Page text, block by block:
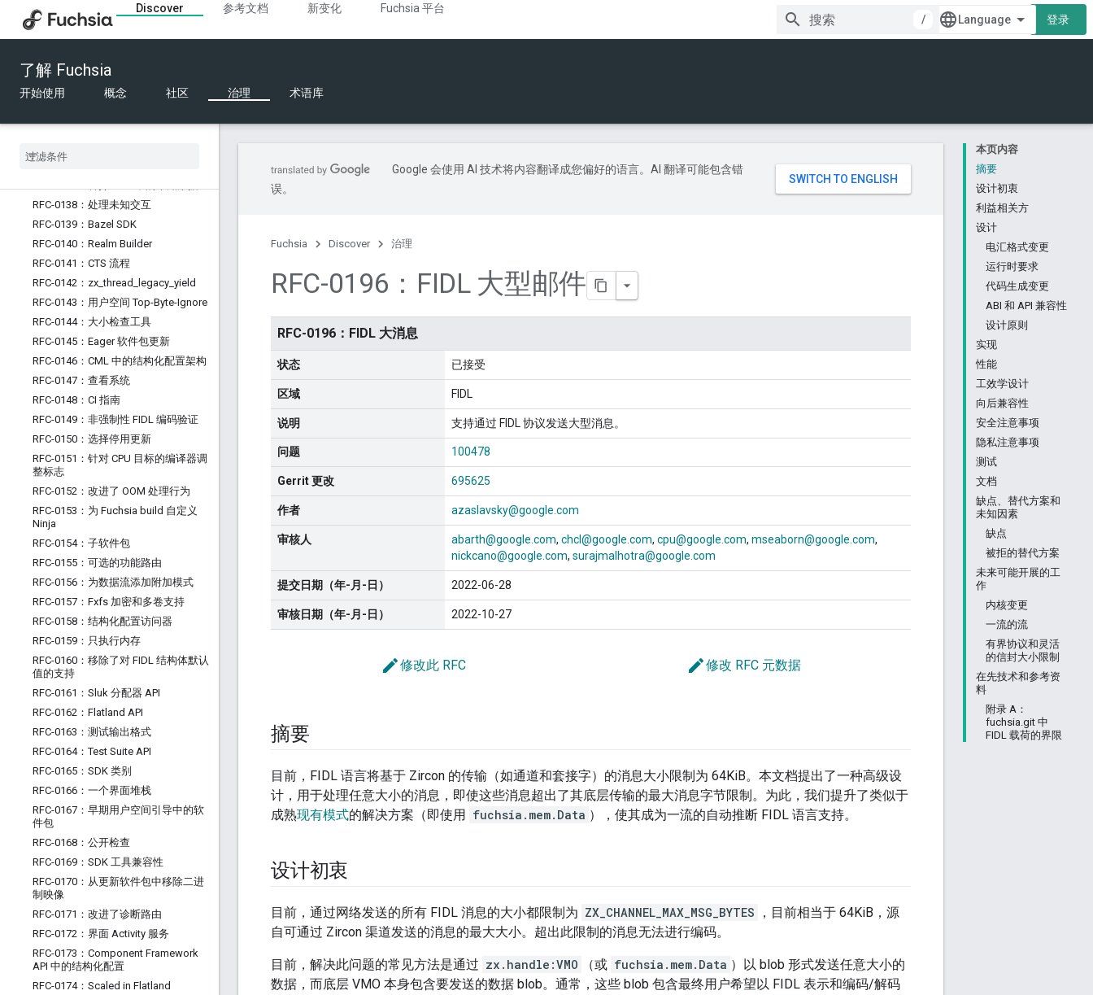
Discover 参考文档 新变化
Fuchsia 平台
/
登录
了解 Fuchsia
开始使用 概念 社区 治理 术语库
RFC-0129：Fuchsia 中的 Python
RFC-0132：FIDL 表大小限制
RFC-0133：软件交付目标
RFC-0136：Fxfs
RFC-0138：处理未知交互
RFC-0139：Bazel SDK
RFC-0140：Realm Builder
RFC-0141：CTS 流程
RFC-0142：zx _thread legacy yield
RFC-0143：用户空间 Top-Byte-Ignore
RFC-0144：大小检查工具
RFC-0145：Eager 软件包更新
RFC-0146：CML 中的结构化配置架构
RFC-0147：查看系统
RFC-0148：CI 指南
RFC-0149：非强制性 FIDL 编码验证
RFC-0150：选择停用更新
RFC-0151：针对 CPU 目标的编译器调
整标志
RFC-0152：改进了 OOM 处理行为
RFC-0153：为 Fuchsia build 自定义
Ninja
RFC-0154：子软件包
RFC-0155：可选的功能路由
RFC-0156：为数据流添加附加模式
RFC-0157：Fxfs 加密和多卷支持
RFC-0158：结构化配置访问器
RFC-0159：只执行内存
RFC-0160：移除了对 FIDL 结构体默认
值的支持
RFC-0161：Sluk 分配器 API
RFC-0162：Flatland API
RFC-0163：测试输出格式
RFC-0164：Test Suite API
RFC-0165：SDK 类别
RFC-0166：一个界面堆栈
RFC-0167：早期用户空间引导中的软
件包
RFC-0168：公开检查
RFC-0169：SDK 工具兼容性
RFC-0170：从更新软件包中移除二进
制映像
RFC-0171：改进了诊断路由
RFC-0172：界面 Activity 服务
RFC-0173：Component Framework
API 中的结构化配置
RFC-0174：Scaled in Flatland
本页内容
摘要
设计初衷
利益相关方
设计
电汇格式变更
运行时要求
代码生成变更
ABI 和 API 兼容性
设计原则
实现
性能
工效学设计
向后兼容性
安全注意事项
隐私注意事项
测试
文档
缺点、替代方案和
未知因素
缺点
被拒的替代方案
未来可能开展的工
作
内核变更
一流的流
有界协议和灵活
的信封大小限制
在先技术和参考资
料
附录 A：
fuchsia.git 中
FIDL 载荷的界限
Google 会使用 AI 技术将内容翻译成您偏好的语言。AI 翻译可能包含错
误。
Fuchsia Discover 治理
RFC-0196：FIDL 大型邮件
RFC-0196：FIDL 大消息
状态 已接受
区域 FIDL
说明 支持通过 FIDL 协议发送大型消息。
问题 100478
Gerrit 更改 695625
作者 azaslavsky@google.com
审核人 abarth@google.com chcl@google.com cpu@google.com mseaborn@google.com
nickcano@google.com surajmalhotra@google.com
提交日期（年-月-日） 2022-06-28
审核日期（年-月-日） 2022-10-27
edit修改此 RFC edit修改 RFC 元数据
摘要
目前，FIDL 语言将基于 Zircon 的传输（如通道和套接字）的消息大小限制为 64KiB。本文档提出了一种高级设
计，用于处理任意大小的消息，即使这些消息超出了其底层传输的最大消息字节限制。为此，我们提升了类似于
成熟现有模式的解决方案（即使用 fuchsia.mem.Data ），使其成为一流的自动推断 FIDL 语言支持。
设计初衷
目前，通过网络发送的所有 FIDL 消息的大小都限制为 ZX_CHANNEL_MAX_MSG_BYTES
，目前相当于 64KiB，源
自可通过 Zircon 渠道发送的消息的最大大小。超出此限制的消息无法进行编码。
目前，解决此问题的常见方法是通过 zx.handle:VMO （或 fuchsia.mem.Data ）以 blob 形式发送任意大小的
数据，而底层 VMO 本身包含要发送的数据 blob。通常，这些 blob 包含最终用户希望以 FIDL 表示和编码/解码